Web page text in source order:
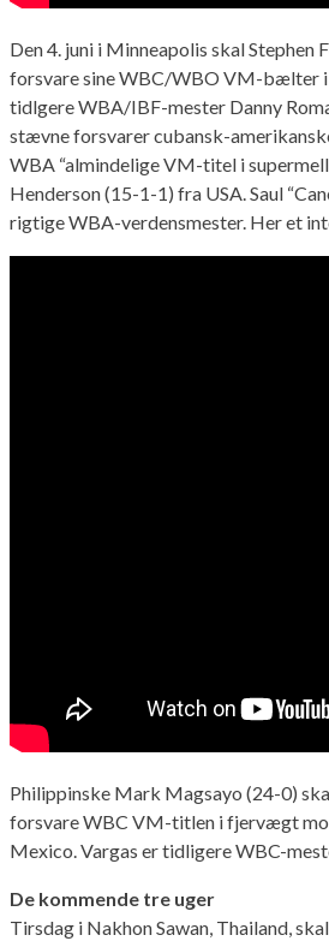
Den 4. juni i Minneapolis skal Stephen
forsvare sine WBC/WBO VM-bælter i
tidlgere WBA/IBF-mester Danny
stævne forsvarer cubansk-
WBA “almindelige VM-titel i
Henderson (15-1-1) fra USA. Saul
rigtige WBA-verdensmester. Her et
Philippinske Mark Magsayo (24-0)
forsvare WBC VM-titlen i fjervægt
Mexico. Vargas er tidligere WBC-
De kommende tre uger
Tirsdag i Nakhon Sawan, Thailand,